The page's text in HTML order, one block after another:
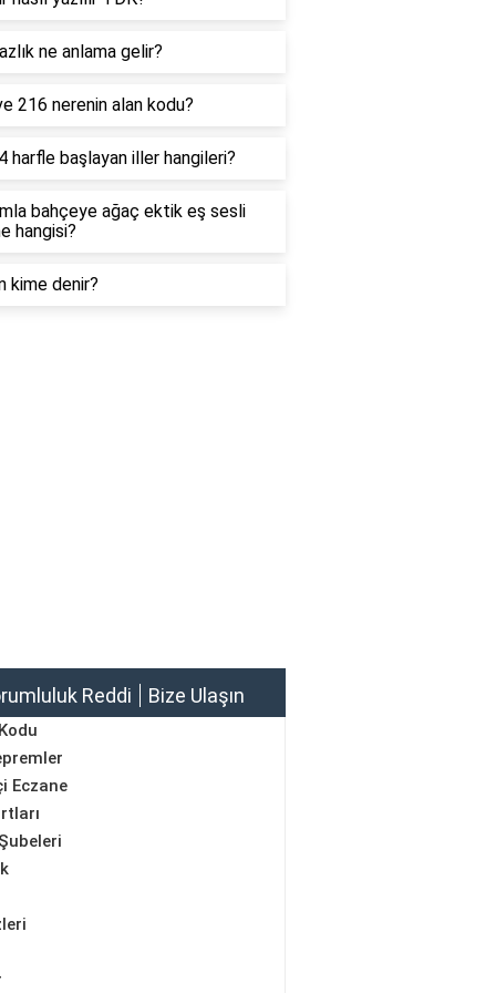
ne anlama gelir?
216 nerenin alan kodu?
harfle başlayan iller hangileri?
bahçeye ağaç ektik eş sesli
hangisi?
kime denir?
Reddi Bize Ulaşın
Eczane